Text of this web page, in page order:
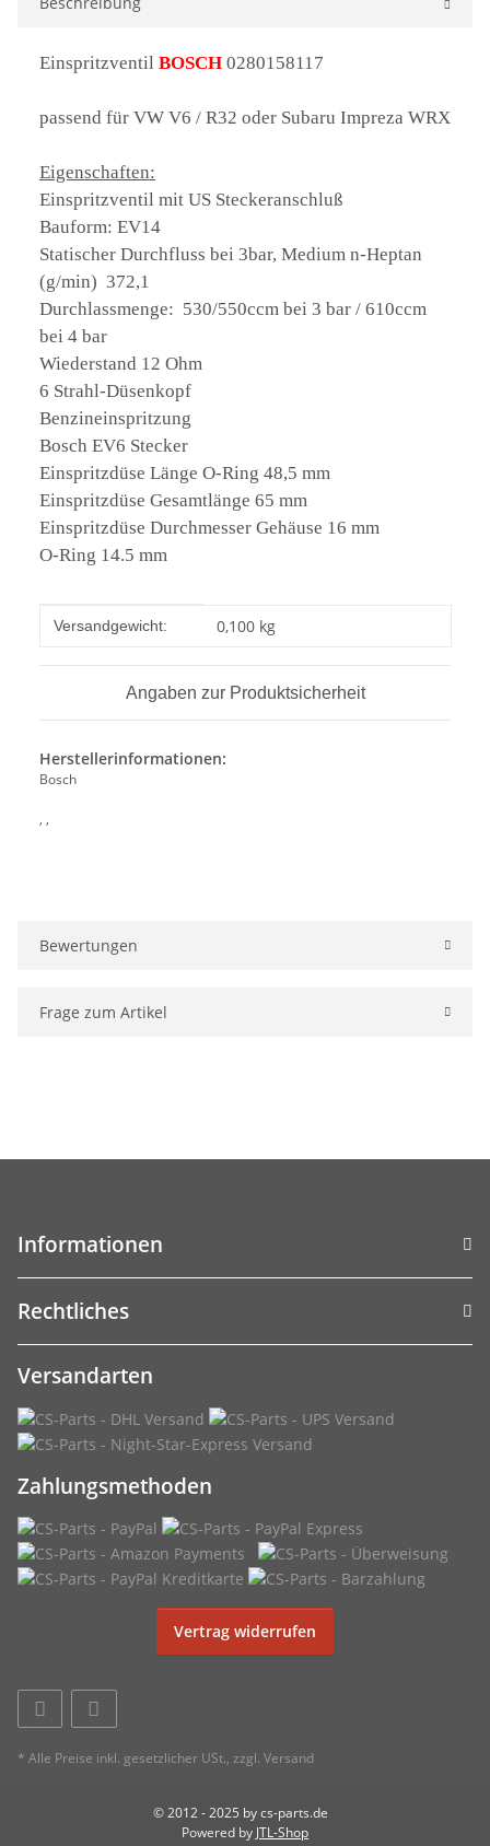
Einspritzventil BOSCH 0280158117
passend für VW V6 / R32 oder Subaru Impreza WRX
Eigenschaften:
Einspritzventil mit US Steckeranschluß
Bauform: EV14
Statischer Durchfluss bei 3bar, Medium n-Heptan
(g/min) 372,1
Durchlassmenge: 530/550ccm bei 3 bar / 610ccm
bei 4 bar
Wiederstand 12 Ohm
6 Strahl-Düsenkopf
Benzineinspritzung
Bosch EV6 Stecker
Einspritzdüse Länge O-Ring 48,5 mm
Einspritzdüse Gesamtlänge 65 mm
Einspritzdüse Durchmesser Gehäuse 16 mm
O-Ring 14.5 mm
Produkteigenschaft
Wert
Versandgewicht: 0,100 kg
Angaben zur Produktsicherheit
Herstellerinformationen:
Bosch
, ,
Bewertungen
Frage zum Artikel
Informationen
Rechtliches
Versandarten
Zahlungsmethoden
Vertrag widerrufen
* Alle Preise inkl. gesetzlicher USt., zzgl. Versand
© 2012 - 2025 by cs-parts.de
Powered by JTL-Shop